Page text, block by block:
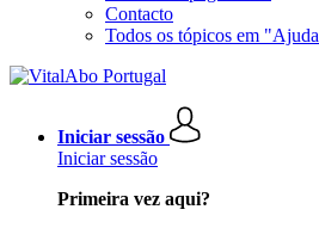
Contacto
Todos os tópicos em
Iniciar sessão
Iniciar sessão
Primeira vez aqui?